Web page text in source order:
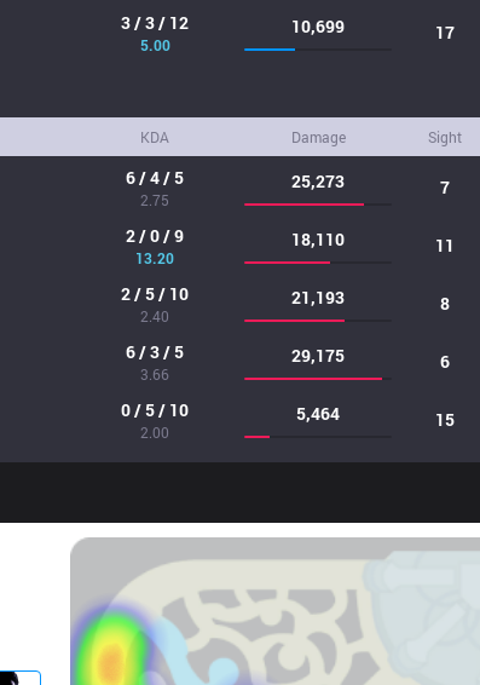
3 / 3 / 12
5.00
10,699 17
KDA Damage Sight
6 / 4 / 5
2.75
25,273 7
2 / 0 / 9
13.20
18,110 11
2 / 5 / 10
2.40
21,193 8
6 / 3 / 5
3.66
29,175 6
0 / 5 / 10
2.00
5,464 15